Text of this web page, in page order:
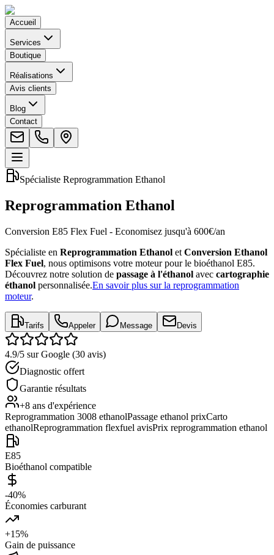
Accueil
Services
Boutique
Réalisations
Avis clients
Blog
Contact
Spécialiste Reprogrammation Ethanol
Reprogrammation Ethanol
Conversion E85 Flex Fuel - Economisez jusqu'à 600€/an
Spécialiste en Reprogrammation Ethanol et Conversion Ethanol
Flex Fuel, nous optimisons votre moteur pour le bioéthanol E85.
Découvrez notre solution de passage à l'éthanol avec cartographie
éthanol personnalisée.En savoir plus sur la reprogrammation
moteur.
Tarifs Appeler Message Devis
4.9/5 sur Google (30 avis)
Diagnostic offert
Garantie résultats
+8 ans d'expérience
Reprogrammation 3008 ethanolPassage ethanol prixCarto
ethanolReprogrammation flexfuel avisPrix reprogrammation ethanol
E85
Bioéthanol compatible
-40%
Économies carburant
+15%
Gain de puissance